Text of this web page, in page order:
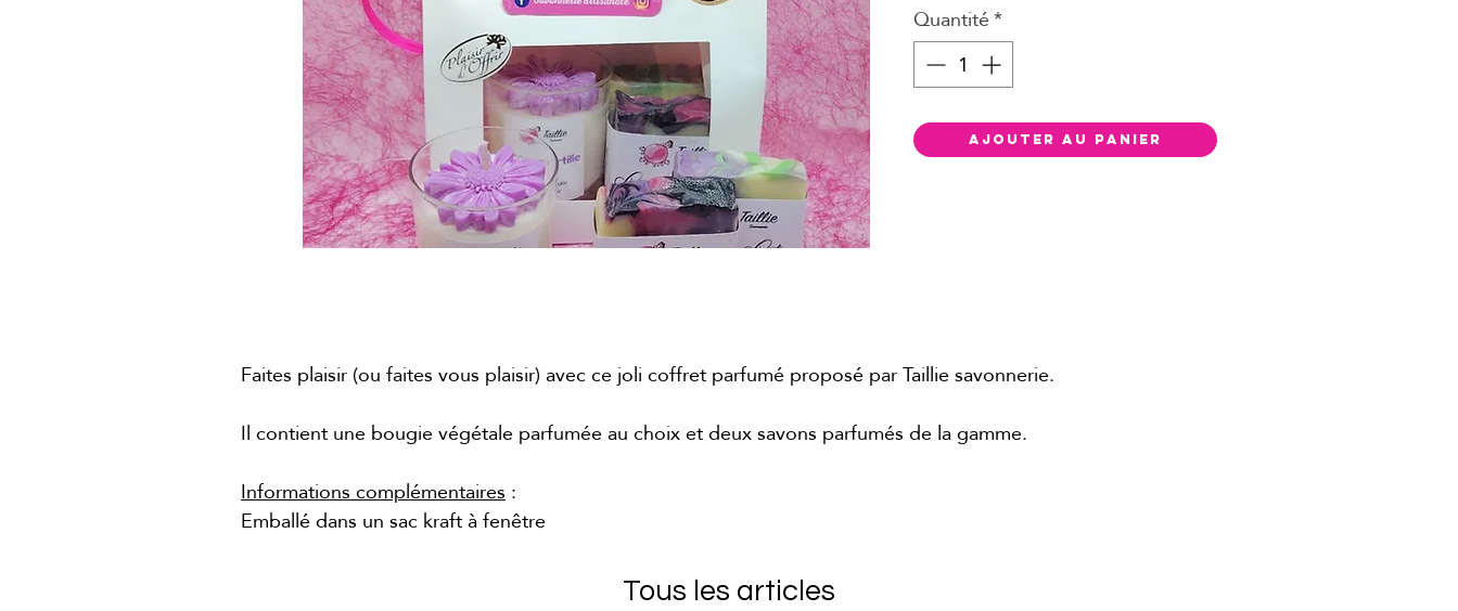
Quantité*
Ajouter au panier
Faites plaisir (ou faites vous plaisir) avec ce joli coffret parfumé proposé par Taillie savonnerie.
Il contient une bougie végétale parfumée au choix et deux savons parfumés de la gamme.
Informations complémentaires:
Emballé dans un sac kraft à fenêtre
Tous les articles